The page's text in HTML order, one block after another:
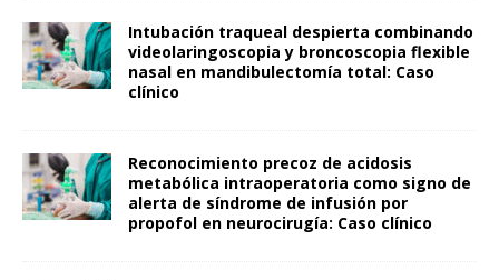
Intubación traqueal despierta combinando
videolaringoscopia y broncoscopia flexible
nasal en mandibulectomía total: Caso
clínico
Reconocimiento precoz de acidosis
metabólica intraoperatoria como signo de
alerta de síndrome de infusión por
propofol en neurocirugía: Caso clínico